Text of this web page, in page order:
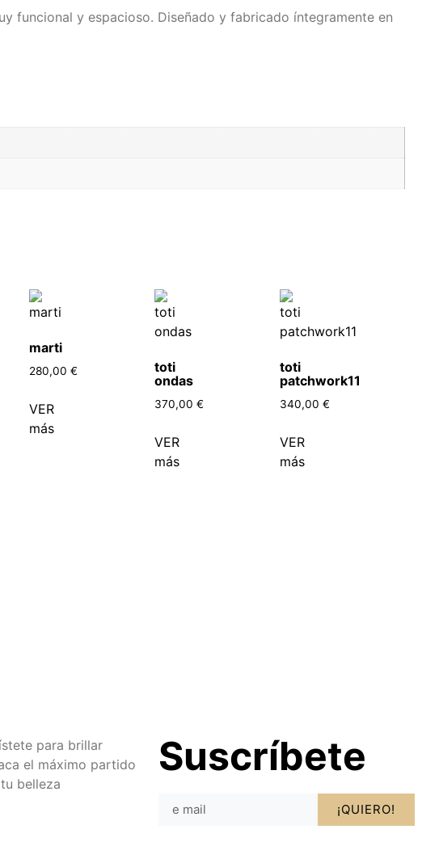
funcional y espacioso. Diseñado y fabricado íntegramente en
marti
280,00 €
VER
más
toti
ondas
370,00 €
VER
más
toti
patchwork11
340,00 €
VER
más
para brillar
el máximo partido
belleza
Suscríbete
¡QUIERO!